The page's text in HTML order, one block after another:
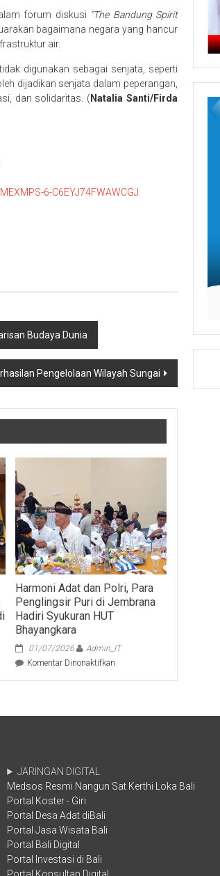
forum diskusi “The Bandung Spirit
bagaimana negara yang hancur
air.
digunakan sebagai senjata, seperti
dijadikan senjata dalam peperangan,
dan solidaritas. ( Natalia Santi/Firda
6-C6EYJ74FWAWCGJ
Budaya Dunia
Pengelolaan Wilayah Sungai
Harmoni Adat dan Polri, Para
Penglingsir Puri di Jembrana
Hadiri Syukuran HUT
Bhayangkara
01/07/2026
Admin_IT
Komentar Dinonaktifkanpada
Hadiri
JARINGAN DIGITAL
Medsos Resmi Nangun Sat Kerthi Loka Bali
Portal Koster - Giri
Portal Desa Adat diBali
Portal Jasa Wisata Bali
Portal Bali Digital
Portal Investasi di Bali